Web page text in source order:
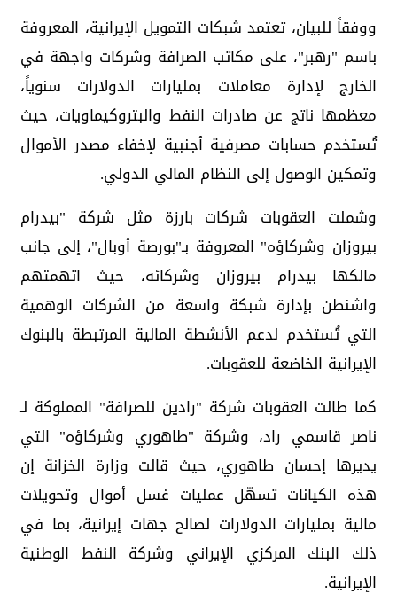
ووفقاً للبيان، تعتمد شبكات التمويل الإيرانية، المعروفة
باسم "رهبر"، على مكاتب الصرافة وشركات واجهة في
الخارج لإدارة معاملات بمليارات الدولارات سنوياً،
معظمها ناتج عن صادرات النفط والبتروكيماويات، حيث
تُستخدم حسابات مصرفية أجنبية لإخفاء مصدر الأموال
وتمكين الوصول إلى النظام المالي الدولي.
وشملت العقوبات شركات بارزة مثل شركة "بيدرام
بيروزان وشركاؤه" المعروفة بـ"بورصة أوبال"، إلى جانب
مالكها بيدرام بيروزان وشركائه، حيث اتهمتهم
واشنطن بإدارة شبكة واسعة من الشركات الوهمية
التي تُستخدم لدعم الأنشطة المالية المرتبطة بالبنوك
الإيرانية الخاضعة للعقوبات.
كما طالت العقوبات شركة "رادين للصرافة" المملوكة لـ
ناصر قاسمي راد، وشركة "طاهوري وشركاؤه" التي
يديرها إحسان طاهوري، حيث قالت وزارة الخزانة إن
هذه الكيانات تسهّل عمليات غسل أموال وتحويلات
مالية بمليارات الدولارات لصالح جهات إيرانية، بما في
ذلك البنك المركزي الإيراني وشركة النفط الوطنية
الإيرانية.